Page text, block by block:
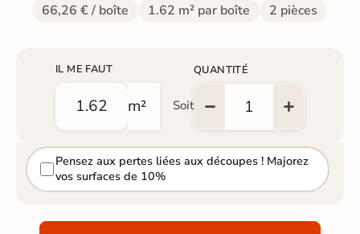
66,26 € / boîte 1.62 m² par boîte 2 pièces
IL ME FAUT
m² Soit
QUANTITÉ
Pensez aux pertes liées aux découpes ! Majorez
vos surfaces de 10%